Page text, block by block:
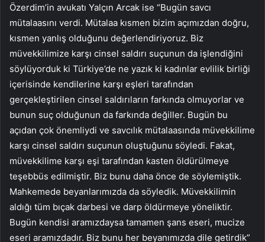
Özerdim’in avukatı Yalçın Arcak ise “Bugün savcı
mütalaasını verdi. Mütalaa kısmen bizim açımızdan doğru,
kısmen yanlış olduğunu değerlendiriyoruz. Biz
müvekkilimize karşı cinsel saldırı suçunun da işlendiğini
söylüyorduk ki Türkiye’de ne yazık ki kadınlar evlilik birliği
içerisinde kendilerine karşı eşleri tarafından
gerçekleştirilen cinsel saldırıların farkında olmuyorlar ve
bunun suç olduğunun da farkında değiller. Bugün bu
açıdan çok önemliydi ve savcılık mütalaasında müvekkilime
karşı cinsel saldırı suçunun oluştuğunu söyledi. Fakat,
müvekkilime karşı eşi tarafından kasten öldürülmeye
teşebbüs edilmiştir. Biz bunu daha önce de söylemiştik.
Mahkemede beyanlarımızda da söyledik. Müvekkilimin
aldığı tüm bıçak darbesi ve darp öldürmeye yöneliktir.
Bugün kendisi aramızdaysa tamamen şans eseri, mucize
eseri aramızdadır. Biz bunu her beyanımızda dile getirdik”